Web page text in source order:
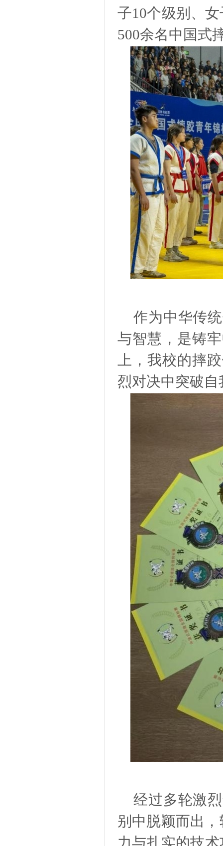
子10个级别、
500余名中国式
作为中华传
与智慧，是铸
上，我校的摔
烈对决中突破
经过多轮激
别中脱颖而出，
力与扎实的技